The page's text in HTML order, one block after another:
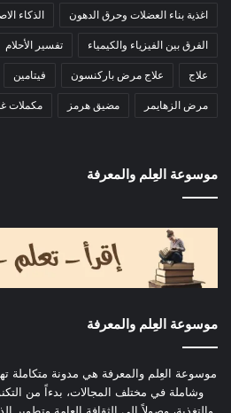
اغذية بناء العضلات وحرق الدهون الذكاء
الفرق بين الفيزياء والكيمياء تفسير الأحلام
علاج علاج مرض باركنسون فيتامين
مرض الزهايمر مضيق هرمز مكملات
موسوعة العِلم والمعرفة
موسوعة العِلم والمعرفة
موسوعة العِلم والمعرفة هي مدونة متكاملة
وشاملة في مختلف المجالات، بدءاً من